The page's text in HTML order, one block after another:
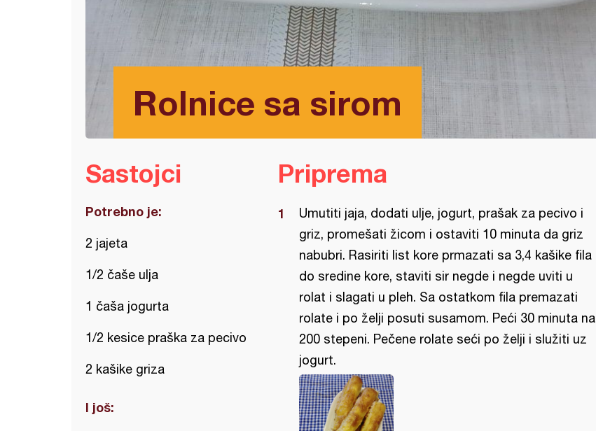
Rolnice sa sirom
Sastojci
Potrebno je:
2 jajeta
1/2 čaše ulja
1 čaša jogurta
1/2 kesice praška za pecivo
2 kašike griza
I još:
Priprema
Umutiti jaja, dodati ulje, jogurt, prašak za pecivo i
griz, promešati žicom i ostaviti 10 minuta da griz
nabubri. Rasiriti list kore prmazati sa 3,4 kašike fila
do sredine kore, staviti sir negde i negde uviti u
rolat i slagati u pleh. Sa ostatkom fila premazati
rolate i po želji posuti susamom. Peći 30 minuta na
200 stepeni. Pečene rolate seći po želji i služiti uz
jogurt.